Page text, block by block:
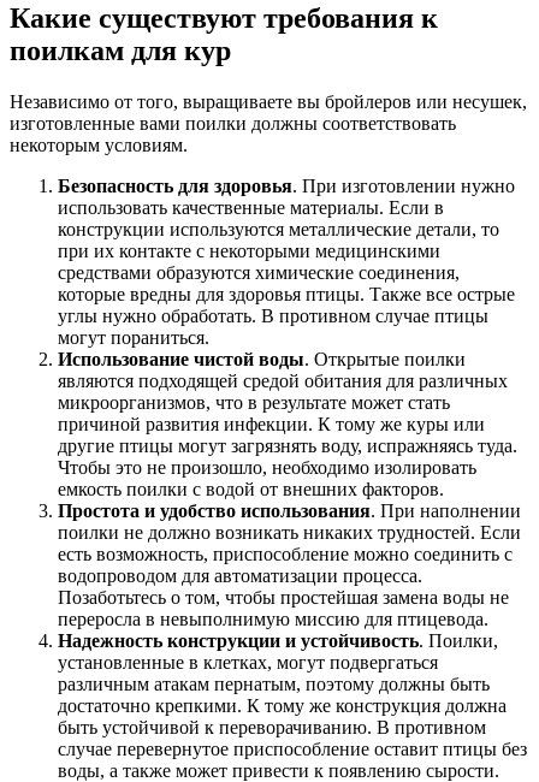
Какие существуют требования к
поилкам для кур
Независимо от того, выращиваете вы бройлеров или несушек,
изготовленные вами поилки должны соответствовать
некоторым условиям.
Безопасность для здоровья. При изготовлении нужно
использовать качественные материалы. Если в
конструкции используются металлические детали, то
при их контакте с некоторыми медицинскими
средствами образуются химические соединения,
которые вредны для здоровья птицы. Также все острые
углы нужно обработать. В противном случае птицы
могут пораниться.
Использование чистой воды. Открытые поилки
являются подходящей средой обитания для различных
микроорганизмов, что в результате может стать
причиной развития инфекции. К тому же куры или
другие птицы могут загрязнять воду, испражняясь туда.
Чтобы это не произошло, необходимо изолировать
емкость поилки с водой от внешних факторов.
Простота и удобство использования. При наполнении
поилки не должно возникать никаких трудностей. Если
есть возможность, приспособление можно соединить с
водопроводом для автоматизации процесса.
Позаботьтесь о том, чтобы простейшая замена воды не
переросла в невыполнимую миссию для птицевода.
Надежность конструкции и устойчивость. Поилки,
установленные в клетках, могут подвергаться
различным атакам пернатым, поэтому должны быть
достаточно крепкими. К тому же конструкция должна
быть устойчивой к переворачиванию. В противном
случае перевернутое приспособление оставит птицы без
воды, а также может привести к появлению сырости.